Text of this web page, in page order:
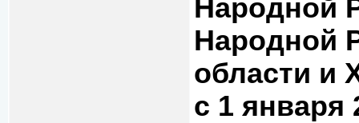
Народной
Народной
области и
с 1 января